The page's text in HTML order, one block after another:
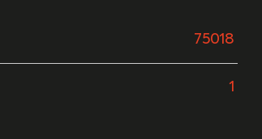
75018
1